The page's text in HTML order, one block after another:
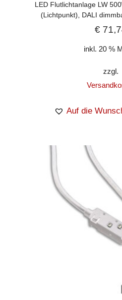
LED Flutlichtanlage LW
(Lichtpunkt), DALI
€
inkl. 20 %
zzgl.
Auf die